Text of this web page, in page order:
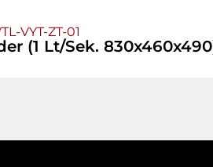
VYT-ZT-01
(1 Lt/Sek.